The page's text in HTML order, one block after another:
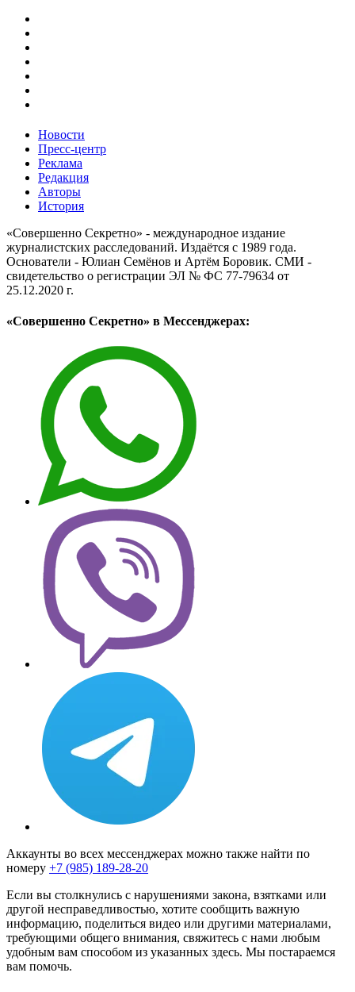
Новости
Пресс-центр
Реклама
Редакция
Авторы
История
«Совершенно Секретно» - международное издание
журналистских расследований. Издаётся с 1989 года.
Основатели - Юлиан Семёнов и Артём Боровик. CМИ -
свидетельство о регистрации ЭЛ № ФС 77-79634 от
25.12.2020 г.
«Совершенно Секретно» в Мессенджерах:
Аккаунты во всех мессенджерах можно также найти по
номеру +7 (985) 189-28-20
Если вы столкнулись с нарушениями закона, взятками или
другой несправедливостью, хотите сообщить важную
информацию, поделиться видео или другими материалами,
требующими общего внимания, свяжитесь с нами любым
удобным вам способом из указанных здесь. Мы постараемся
вам помочь.